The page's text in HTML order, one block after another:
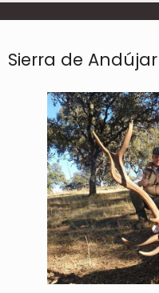
Sierra de Andújar